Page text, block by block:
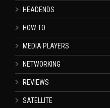
HEADENDS
HOW TO
MEDIA PLAYERS
NETWORKING
REVIEWS
SATELLITE